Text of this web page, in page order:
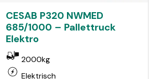
CESAB P320 NWMED
685/1000 – Pallettruck
Elektro
2000kg
Elektrisch